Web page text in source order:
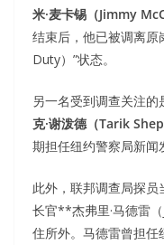
米·麦卡锡（Jimmy
结束后，他已被调离
Duty）”状态。
另一名受到调查关注
克·谢泼德（Tarik
期担任纽约警察局新闻
此外，联邦调查局探
长官**杰弗里·马德雷
住所外。马德雷曾担